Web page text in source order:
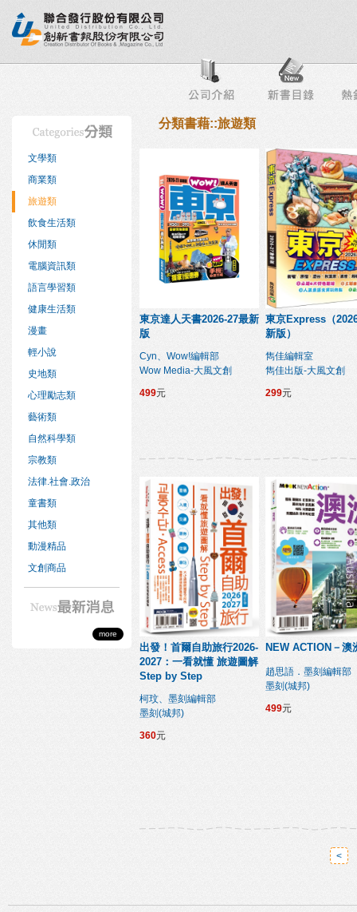
榜 出版社專區 書店專區 目錄下載 會員服務
文學類
商業類
旅遊類
飲食生活類
休閒類
電腦資訊類
語言學習類
健康生活類
漫畫
輕小說
史地類
心理勵志類
藝術類
自然科學類
宗教類
法律.社會.政治
童書類
其他類
動漫精品
文創商品
more
分類書藉::旅遊類
東京達人天書2026-27最新
版
Cyn、Wow!編輯部
Wow Media-大風文創
499元
東京Express（
新版）
雋佳編輯室
雋佳出版-大風文創
299元
出發！首爾自助旅行2026-
2027：一看就懂 旅遊圖解
Step by Step
柯玟、墨刻編輯部
墨刻(城邦)
360元
NEW ACTION－澳
趙思語．墨刻編輯部
墨刻(城邦)
499元
<